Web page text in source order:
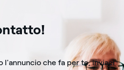
l'annuncio che fa per te, inviaci